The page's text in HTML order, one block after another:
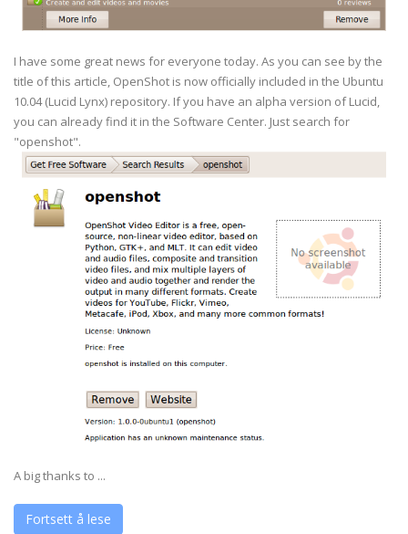
I have some great news for everyone today. As you can see by the
title of this article, OpenShot is now officially included in the Ubuntu
10.04 (Lucid Lynx) repository. If you have an alpha version of Lucid,
you can already find it in the Software Center. Just search for
"openshot".
A big thanks to ...
Fortsett å lese